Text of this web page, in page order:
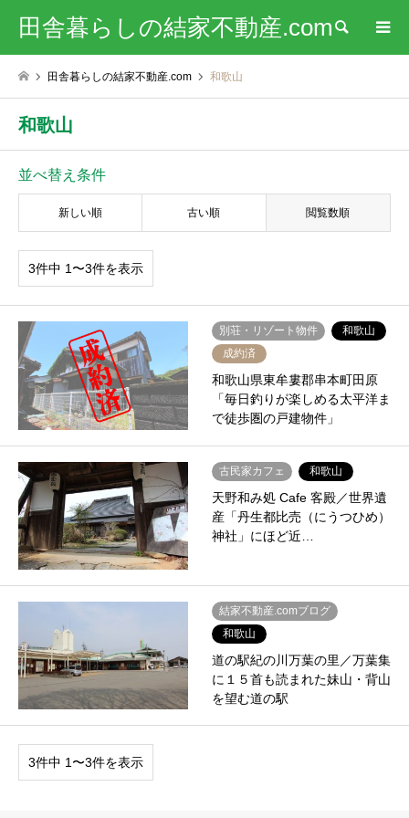
田舎暮らしの結家不動産.com 検索
田舎暮らしの結家不動産.com 和歌山
和歌山
並べ替え条件
新しい順 古い順 閲覧数順
3件中 1〜3件を表示
別荘・リゾート物件
和歌山
成約済
和歌山県東牟婁郡串本町田原
「毎日釣りが楽しめる太平洋ま
で徒歩圏の戸建物件」
古民家カフェ 和歌山
天野和み処 Cafe 客殿／世界遺
産「丹生都比売（にうつひめ）
神社」にほど近…
結家不動産.comブログ
和歌山
道の駅紀の川万葉の里／万葉集
に１５首も読まれた妹山・背山
を望む道の駅
3件中 1〜3件を表示